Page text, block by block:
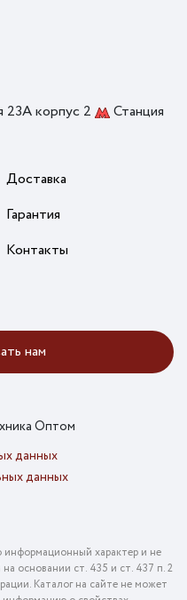
23А корпус 2
Станция
Доставка
Гарантия
Контакты
нам
Оптом
данных
данных
характер и не
основании ст. 435 и ст. 437 п. 2
Каталог на сайте не может